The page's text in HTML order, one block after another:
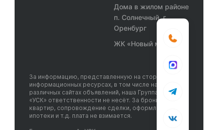
Дома в жилом районе
п. Солнечный, г.
Оренбург
ЖК «Новый мир»
За информацию, представленную на сторонних
информационных ресурсах, в том числе на
различных сайтах объявлений, наша Группа компаний
«УСК» ответственности не несёт. За бронирование
квартир, сопровождение сделки, оформление
ипотеки и т.д. плата не взимается.